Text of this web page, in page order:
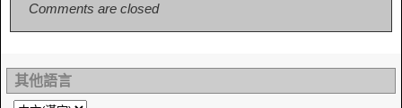
Comments are closed
其他語言